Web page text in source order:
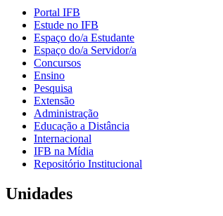
Portal IFB
Estude no IFB
Espaço do/a Estudante
Espaço do/a Servidor/a
Concursos
Ensino
Pesquisa
Extensão
Administração
Educação a Distância
Internacional
IFB na Mídia
Repositório Institucional
Unidades